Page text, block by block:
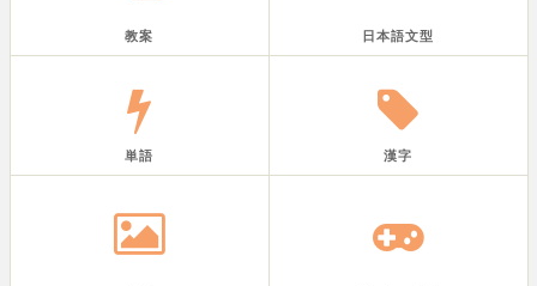
教案 日本語文型
単語 漢字